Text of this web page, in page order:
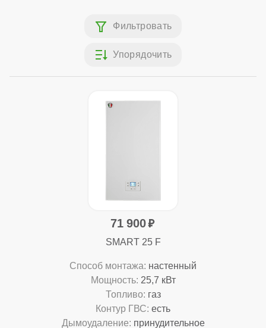
71 900
SMART 25 F
Способ монтажа: настенный
Мощность: 25,7 кВт
Топливо: газ
Контур ГВС: есть
Дымоудаление: принудительное